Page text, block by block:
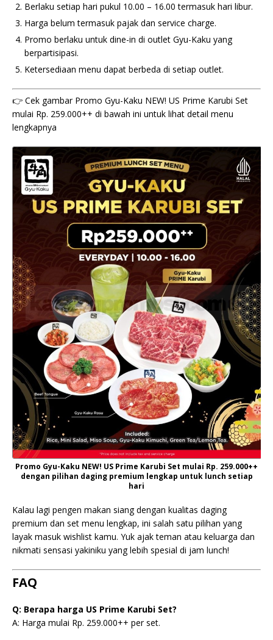
Berlaku setiap hari pukul 10.00 – 16.00 termasuk hari libur.
Harga belum termasuk pajak dan service charge.
Promo berlaku untuk dine-in di outlet Gyu-Kaku yang
berpartisipasi.
Ketersediaan menu dapat berbeda di setiap outlet.
👉 Cek gambar Promo Gyu-Kaku NEW! US Prime Karubi Set
mulai Rp. 259.000++ di bawah ini untuk lihat detail menu
lengkapnya
Promo Gyu-Kaku NEW! US Prime Karubi Set mulai Rp. 259.000++
dengan pilihan daging premium lengkap untuk lunch setiap
hari
Kalau lagi pengen makan siang dengan kualitas daging
premium dan set menu lengkap, ini salah satu pilihan yang
layak masuk wishlist kamu. Yuk ajak teman atau keluarga dan
nikmati sensasi yakiniku yang lebih spesial di jam lunch!
FAQ
Q: Berapa harga US Prime Karubi Set?
A: Harga mulai Rp. 259.000++ per set.